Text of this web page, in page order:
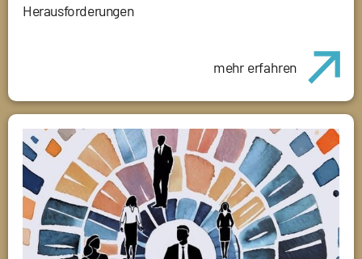
Herausforderungen
mehr erfahren